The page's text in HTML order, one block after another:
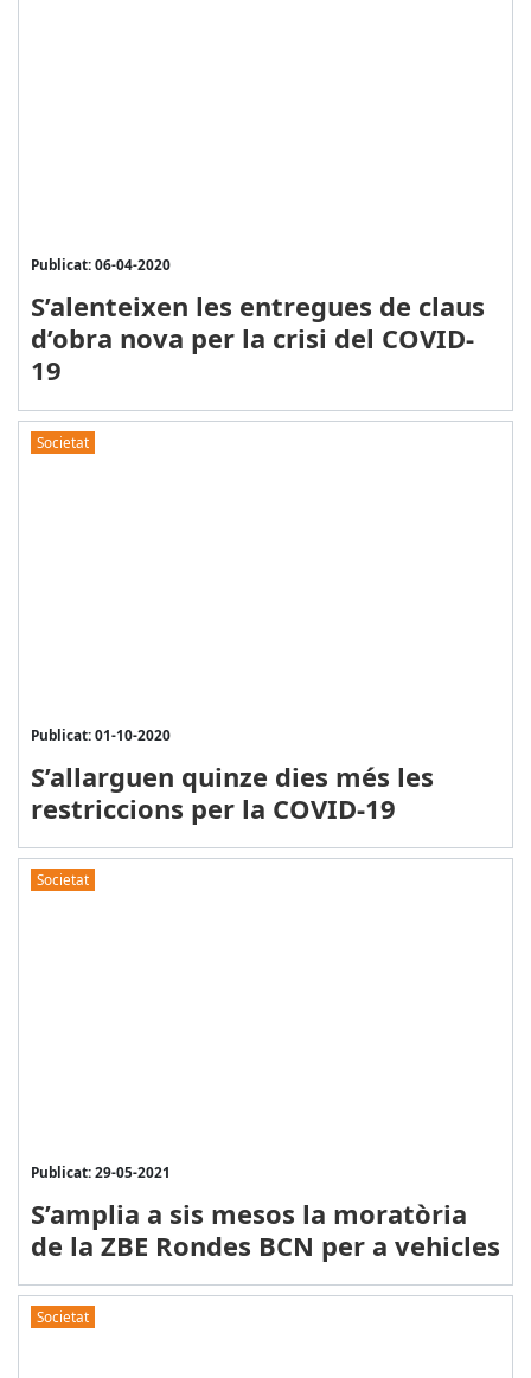
Publicat: 06-04-2020
S’alenteixen les entregues de claus
d’obra nova per la crisi del COVID-
19
Societat
Publicat: 01-10-2020
S’allarguen quinze dies més les
restriccions per la COVID-19
Societat
Publicat: 29-05-2021
S’amplia a sis mesos la moratòria
de la ZBE Rondes BCN per a vehicles
Societat